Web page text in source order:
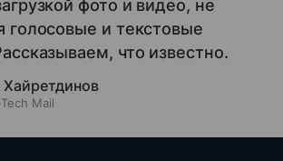
фото и видео, не
голосовые и текстовые
что известно.
Mail